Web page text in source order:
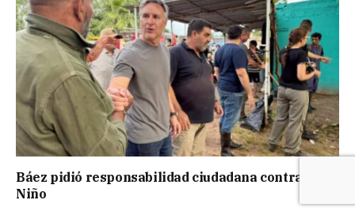
Báez pidió responsabilidad ciudadana contra El
Niño